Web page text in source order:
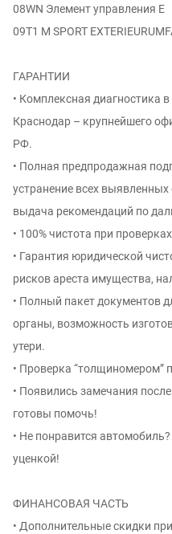
08WN Элемент управления Е
09T1 M SPORT
ГАРАНТИИ
• Комплексная диагностика
Краснодар – крупнейшего
РФ.
• Полная предпродажная
устранение всех
выдача рекомендаций по
• 100% чистота при
• Гарантия юридической
рисков ареста имущества,
• Полный пакет документов
органы, возможность
утери.
• Проверка “толщиномером”
• Появились замечания
готовы помочь!
• Не понравится
уценкой!
ФИНАНСОВАЯ ЧАСТЬ
• Дополнительные скидки